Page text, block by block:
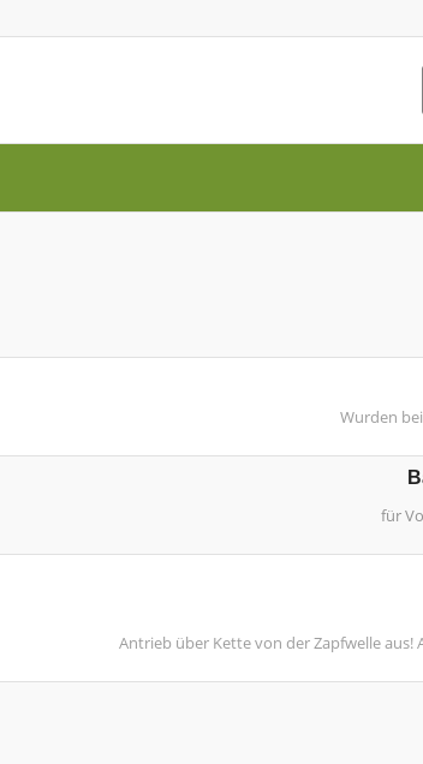
Wurden
für
Antrieb über Kette von der Zapfwelle